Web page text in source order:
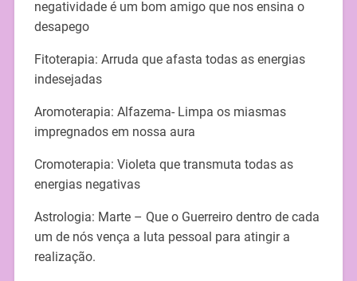
negatividade é um bom amigo que nos ensina o
desapego
Fitoterapia: Arruda que afasta todas as energias
indesejadas
Aromoterapia: Alfazema- Limpa os miasmas
impregnados em nossa aura
Cromoterapia: Violeta que transmuta todas as
energias negativas
Astrologia: Marte – Que o Guerreiro dentro de cada
um de nós vença a luta pessoal para atingir a
realização.